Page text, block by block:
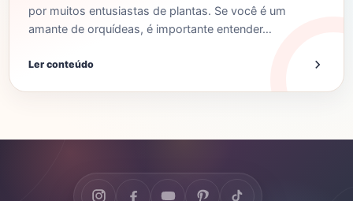
por muitos entusiastas de plantas. Se você é um
amante de orquídeas, é importante entender…
Ler conteúdo